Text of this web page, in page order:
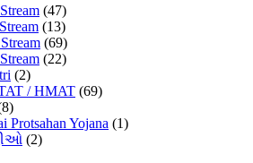
(47)
(13)
(69)
(22)
(2)
/ HMAT (69)
Protsahan Yojana (1)
(2)